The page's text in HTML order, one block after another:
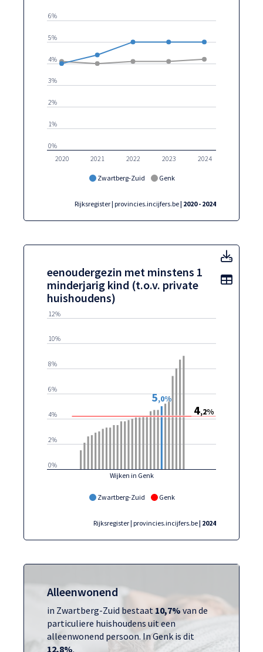
Zwartberg-Zuid Genk
2020 2021 2022 2023 2024
0%
1%
2%
3%
4%
5%
6%
Rijksregister | provincies.incijfers.be| 2020 - 2024
eenoudergezin met minstens 1
minderjarig kind (t.o.v. private
huishoudens)
Zwartberg-Zuid Genk
Wijken in Genk
0%
2%
4%
6%
8%
10%
12%
5,0%
4,2%
Rijksregister | provincies.incijfers.be| 2024
Toon
Alleenwonend
in Zwartberg-Zuid bestaat10,7% van de
particuliere huishoudens uit een
alleenwonend persoon. In Genk is dit
12,8%.